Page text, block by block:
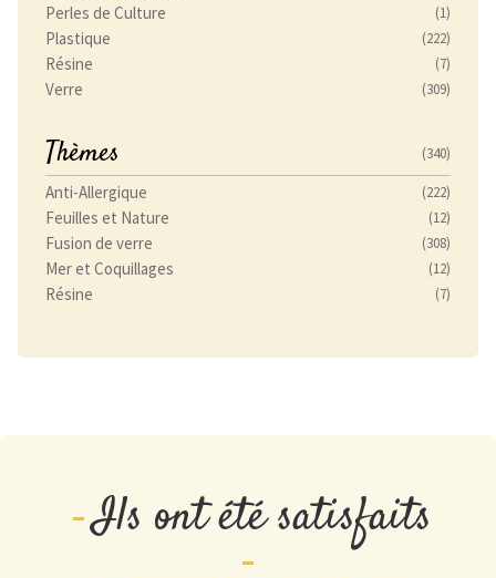
Perles de Culture (1)
Plastique (222)
Résine (7)
Verre (309)
Thèmes (340)
Anti-Allergique (222)
Feuilles et Nature (12)
Fusion de verre (308)
Mer et Coquillages (12)
Résine (7)
Ils ont été satisfaits